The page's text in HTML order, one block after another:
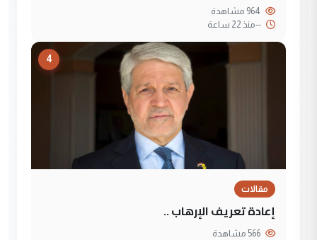
--منذ 22 ساعة
4
مقالات
إعادة تعريف الإرهاب ..